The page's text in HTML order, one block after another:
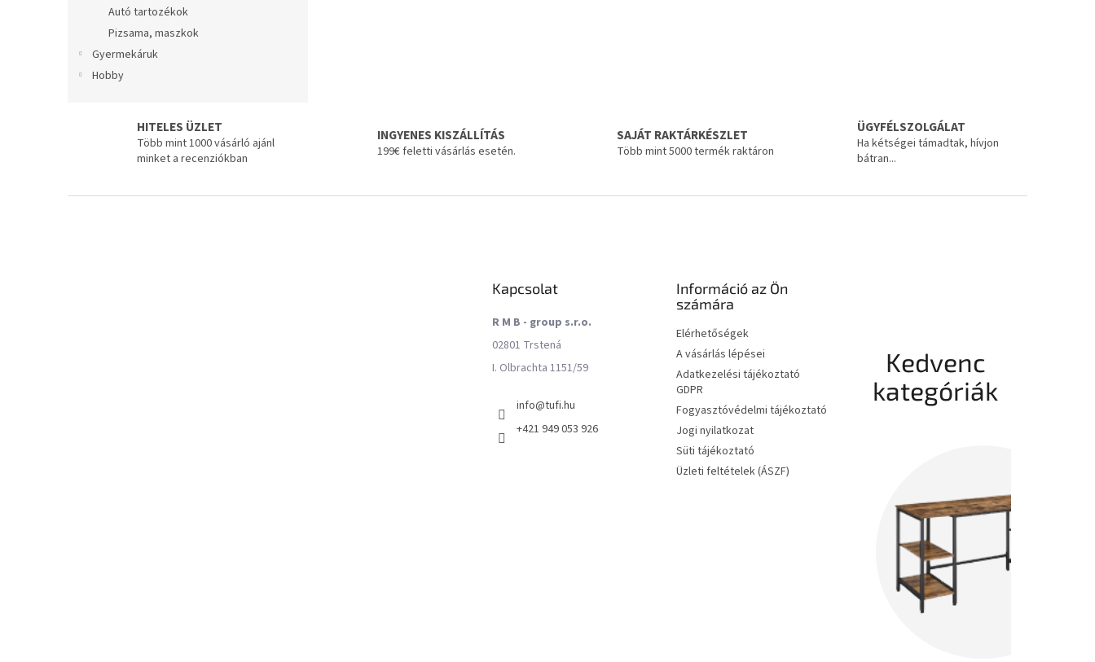
Autó tartozékok
Pizsama, maszkok
Gyermekáruk
Hobby
HITELES ÜZLET
Több mint 1000 vásárló ajánl
minket a recenziókban
INGYENES KISZÁLLÍTÁS
199€ feletti vásárlás esetén.
SAJÁT RAKTÁRKÉSZLET
Több mint 5000 termék raktáron
ÜGYFÉLSZOLGÁLAT
Ha kétségei támadtak, hívjon
bátran...
Kapcsolat
R M B - group s.r.o.
02801 Trstená
I. Olbrachta 1151/59
info@tufi.hu
+421 949 053 926
Információ az Ön
számára
Elérhetőségek
A vásárlás lépései
Adatkezelési tájékoztató
GDPR
Fogyasztóvédelmi tájékoztató
Jogi nyilatkozat
Süti tájékoztató
Üzleti feltételek (ÁSZF)
Kedvenc
kategóriák